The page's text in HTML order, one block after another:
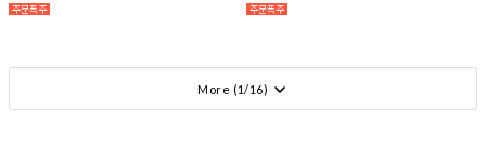
More (1/16)